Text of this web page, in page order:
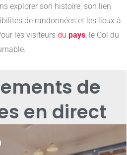
explorer son histoire, son lien
de randonnées et les lieux à
les visiteurs du pays, le Col du
de
en direct